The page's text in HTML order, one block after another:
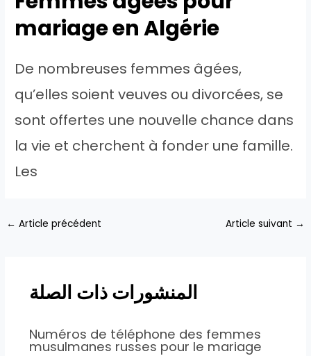
mariage en Algérie
De nombreuses femmes âgées,
qu’elles soient veuves ou divorcées, se
sont offertes une nouvelle chance dans
la vie et cherchent à fonder une famille.
Les
Navigation
← Article précédent Article suivant →
المنشورات ذات الصلة
Numéros de téléphone des femmes
musulmanes russes pour le mariage